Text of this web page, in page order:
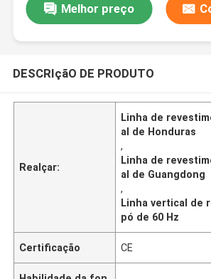
Melhor preço
DESCRIçãO DE PRODUTO
Realçar:
Linha de
al de Honduras
,
Linha de
al de Guangdong
,
Linha vertical de
pó de 60 Hz
Certificação CE